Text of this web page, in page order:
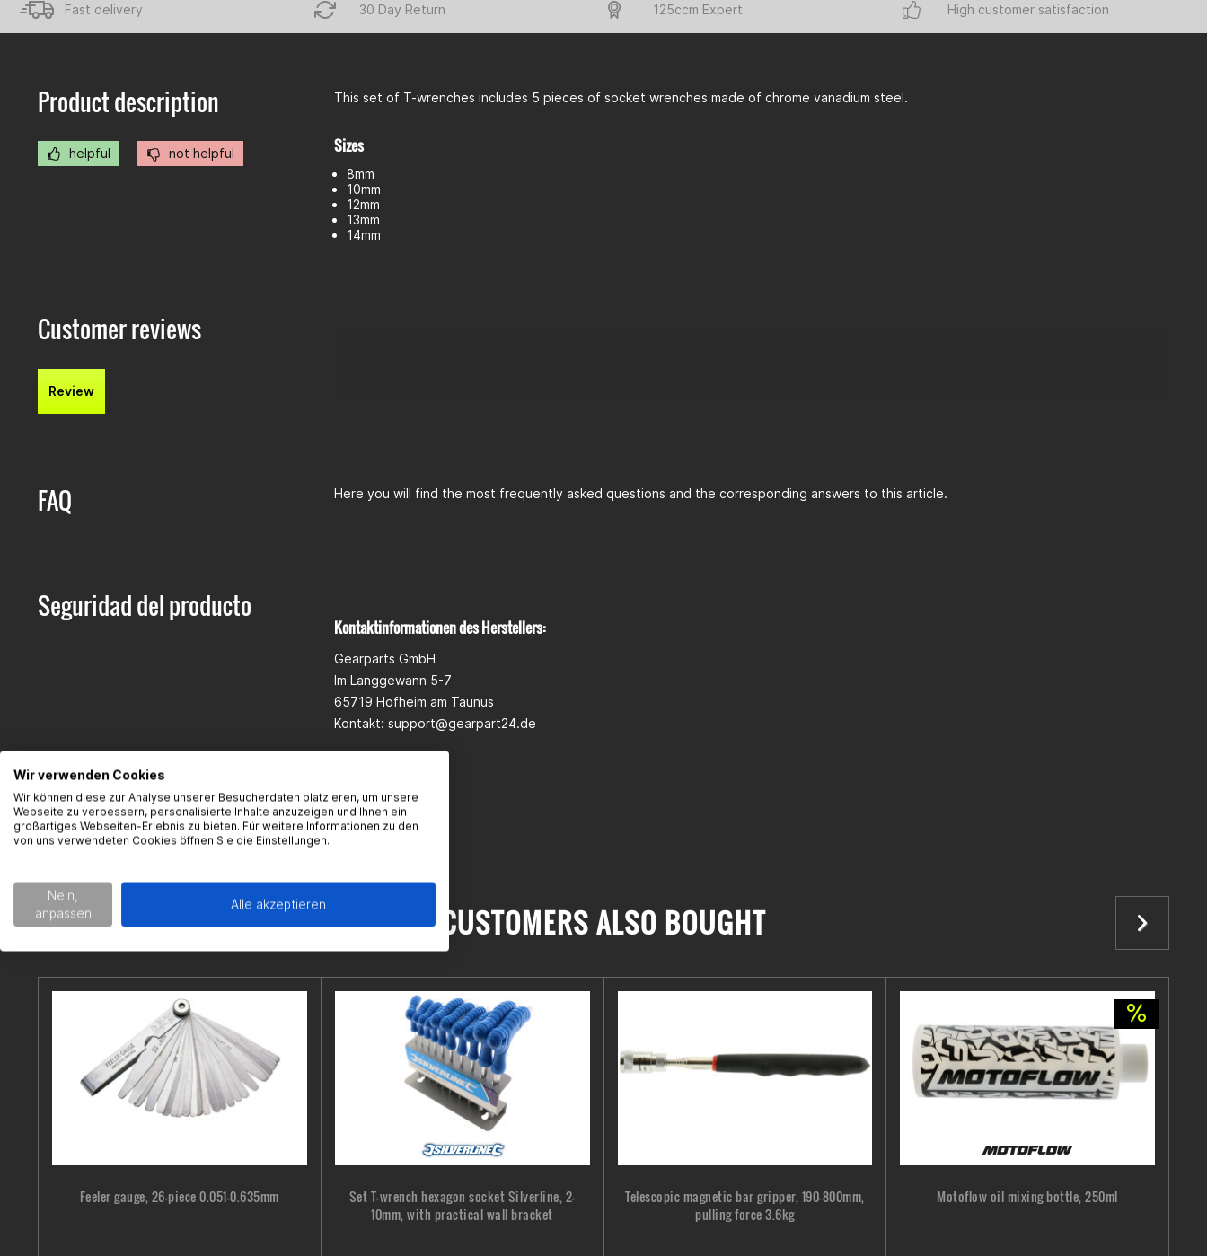
Fast delivery 30 Day Return 125ccm Expert High customer satisfaction
Product description
helpful not helpful
This set of T-wrenches includes 5 pieces of socket wrenches made of chrome vanadium steel.
Sizes
8mm
10mm
12mm
13mm
14mm
Customer reviews
Review
FAQ Here you will find the most frequently asked questions and the corresponding answers to this article.
Seguridad del producto
Kontaktinformationen des Herstellers:
Gearparts GmbH
Im Langgewann 5-7
65719 Hofheim am Taunus
Kontakt: support@gearpart24.de
CUSTOMERS ALSO BOUGHT
Feeler gauge, 26-piece 0.051-0.635mm
Set T-wrench hexagon socket Silverline, 2-
10mm, with practical wall bracket
Telescopic magnetic bar gripper, 190-800mm,
pulling force 3.6kg
Motoflow oil mixing bottle, 250ml
Wir verwenden Cookies
Wir können diese zur Analyse unserer Besucherdaten platzieren, um unsere
Webseite zu verbessern, personalisierte Inhalte anzuzeigen und Ihnen ein
großartiges Webseiten-Erlebnis zu bieten. Für weitere Informationen zu den
von uns verwendeten Cookies öffnen Sie die Einstellungen.
Nein,
anpassen
Alle akzeptieren